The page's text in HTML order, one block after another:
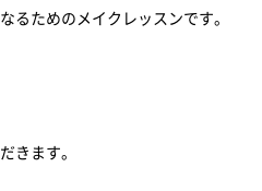
るためのメイクレッスンです。
きます。